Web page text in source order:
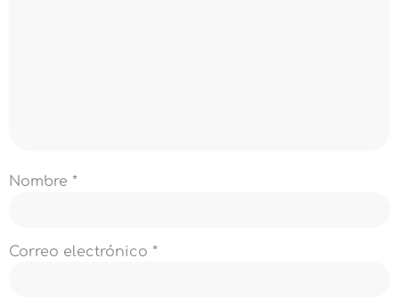
Nombre *
Correo electrónico *